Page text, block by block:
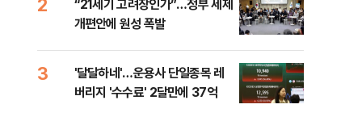
“21세기 고려장인가”…정부 세제
개편안에 원성 폭발
3
'달달하네'…운용사 단일종목 레
버리지 '수수료' 2달만에 37억